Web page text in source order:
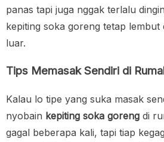
panas tapi juga nggak terlalu
kepiting soka goreng tetap lembut
luar.
Tips Memasak Sendiri di
Kalau lo tipe yang suka masak
nyobain kepiting soka goreng di
gagal beberapa kali, tapi tiap